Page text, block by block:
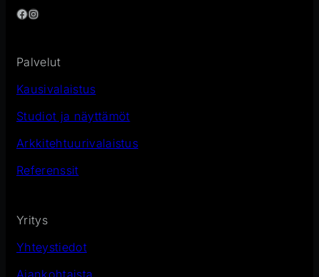
Facebook
Instagram
Palvelut
Kausivalaistus
Studiot ja näyttämöt
Arkkitehtuurivalaistus
Referenssit
Yritys
Yhteystiedot
Ajankohtaista